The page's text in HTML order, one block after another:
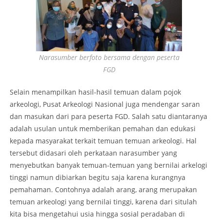
Narasumber berfoto bersama dengan peserta
FGD
Selain menampilkan hasil-hasil temuan dalam pojok
arkeologi, Pusat Arkeologi Nasional juga mendengar saran
dan masukan dari para peserta FGD. Salah satu diantaranya
adalah usulan untuk memberikan pemahan dan edukasi
kepada masyarakat terkait temuan temuan arkeologi. Hal
tersebut didasari oleh perkataan narasumber yang
menyebutkan banyak temuan-temuan yang bernilai arkelogi
tinggi namun dibiarkan begitu saja karena kurangnya
pemahaman. Contohnya adalah arang, arang merupakan
temuan arkeologi yang bernilai tinggi, karena dari situlah
kita bisa mengetahui usia hingga sosial peradaban di